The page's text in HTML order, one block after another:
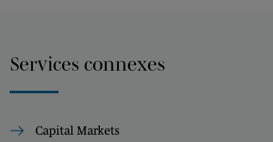
Services connexes
Capital Markets